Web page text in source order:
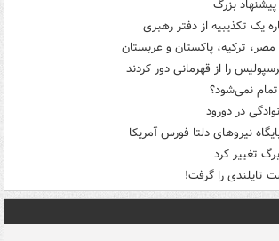
یک تکذیبیه از دفتر رهبری
ترکیه، پاکستان و عربستان
را از قهرمانی دور کردند
نمی‌شود؟
در دورود
نیروهای دلتا فورس آمریکا
تغییر کرد
تایلندی را گرفت!